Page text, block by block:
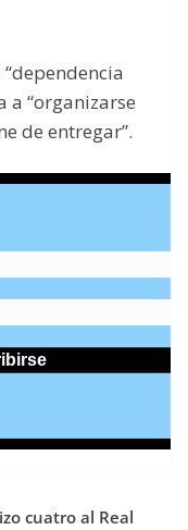
a “organizarse
de entregar”.
cuatro al Real